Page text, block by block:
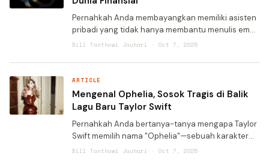
Pernahkah Anda membayangkan memiliki asisten
pribadi yang tidak hanya membantu menulis email
atau membuat konten kreatif, tetapi juga
dipersonalisasi? Dunia sedang meny
Bill Tanthowi Jauhari · Oct 7, 2025
ARTICLE
Mengenal Ophelia, Sosok Tragis di Balik
Lagu Baru Taylor Swift
Pernahkah Anda bertanya-tanya mengapa Taylor
Swift memilih nama "Ophelia"—sebuah karakter
dari drama Shakespeare berusia empat abad—
Bill Tanthowi Jauhari · Oct 7, 2025